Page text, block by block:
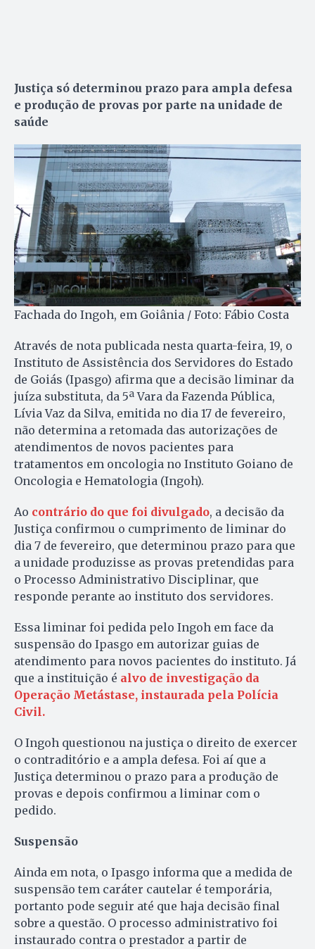
Justiça só determinou prazo para ampla defesa
e produção de provas por parte na unidade de
saúde
Fachada do Ingoh, em Goiânia / Foto: Fábio Costa
Através de nota publicada nesta quarta-feira, 19, o
Instituto de Assistência dos Servidores do Estado
de Goiás (Ipasgo) afirma que a decisão liminar da
juíza substituta, da 5ª Vara da Fazenda Pública,
Lívia Vaz da Silva, emitida no dia 17 de fevereiro,
não determina a retomada das autorizações de
atendimentos de novos pacientes para
tratamentos em oncologia no Instituto Goiano de
Oncologia e Hematologia (Ingoh).
Ao contrário do que foi divulgado, a decisão da
Justiça confirmou o cumprimento de liminar do
dia 7 de fevereiro, que determinou prazo para que
a unidade produzisse as provas pretendidas para
o Processo Administrativo Disciplinar, que
responde perante ao instituto dos servidores.
Essa liminar foi pedida pelo Ingoh em face da
suspensão do Ipasgo em autorizar guias de
atendimento para novos pacientes do instituto. Já
que a instituição é alvo de investigação da
Operação Metástase, instaurada pela Polícia
Civil.
O Ingoh questionou na justiça o direito de exercer
o contraditório e a ampla defesa. Foi aí que a
Justiça determinou o prazo para a produção de
provas e depois confirmou a liminar com o
pedido.
Suspensão
Ainda em nota, o Ipasgo informa que a medida de
suspensão tem caráter cautelar é temporária,
portanto pode seguir até que haja decisão final
sobre a questão. O processo administrativo foi
instaurado contra o prestador a partir de